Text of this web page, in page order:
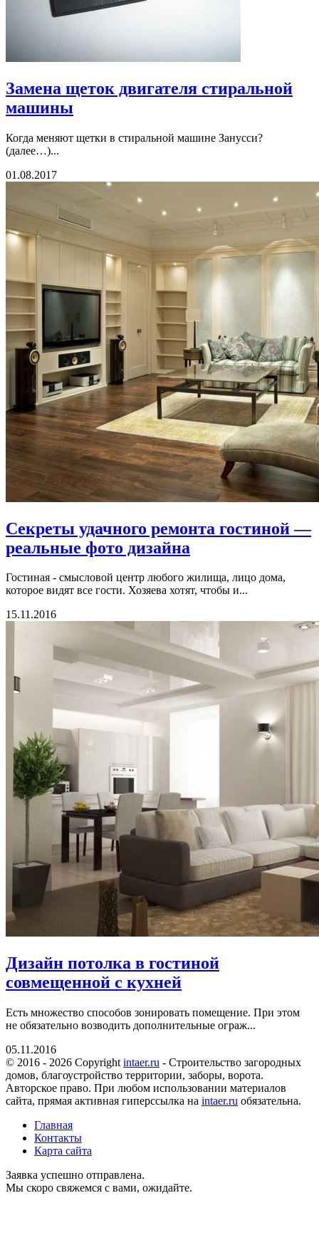
Замена щеток двигателя стиральной
машины
Когда меняют щетки в стиральной машине Занусси?
(далее…)...
01.08.2017
Секреты удачного ремонта гостиной —
реальные фото дизайна
Гостиная - смысловой центр любого жилища, лицо дома,
которое видят все гости. Хозяева хотят, чтобы и...
15.11.2016
Дизайн потолка в гостиной
совмещенной с кухней
Есть множество способов зонировать помещение. При этом
не обязательно возводить дополнительные ограж...
05.11.2016
© 2016 - 2026 Copyright intaer.ru - Cтроительство загородных
домов, благоустройство территории, заборы, ворота.
Авторское право. При любом использовании материалов
сайта, прямая активная гиперссылка на intaer.ru обязательна.
Главная
Контакты
Карта сайта
Заявка успешно отправлена.
Мы скоро свяжемся с вами, ожидайте.